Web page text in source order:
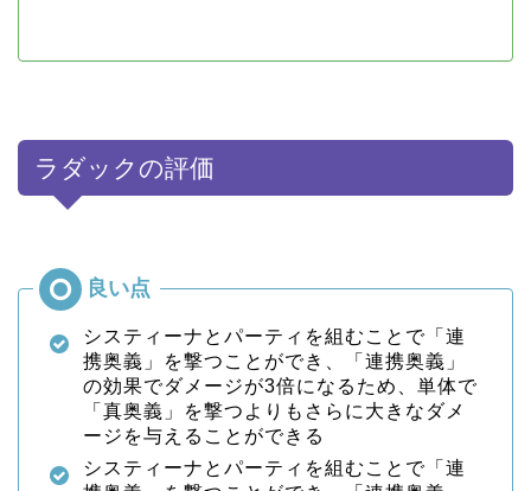
ラダックの評価
システィーナとパーティを組むことで「連
携奥義」を撃つことができ、「連携奥義」
の効果でダメージが3倍になるため、単体で
「真奥義」を撃つよりもさらに大きなダメ
ージを与えることができる
システィーナとパーティを組むことで「連